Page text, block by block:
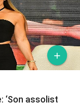

‘Son assolist